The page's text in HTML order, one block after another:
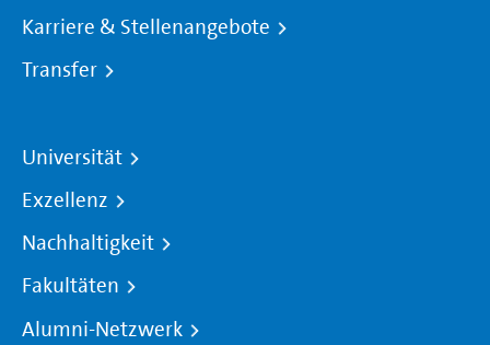
Karriere & Stellenangebote
Transfer
Universität
Exzellenz
Nachhaltigkeit
Fakultäten
Alumni-Netzwerk